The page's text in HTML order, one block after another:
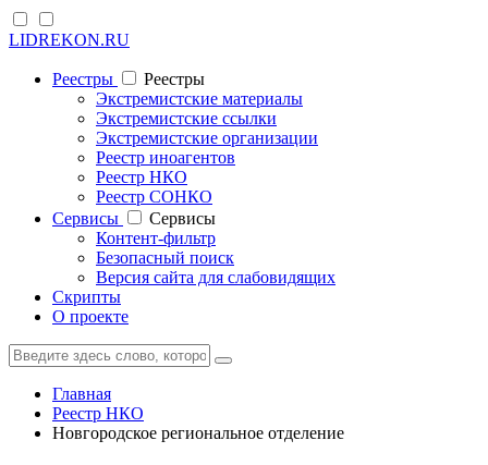
LIDREKON.RU
Реестры
Реестры
Экстремистские материалы
Экстремистские ссылки
Экстремистские организации
Реестр иноагентов
Реестр НКО
Реестр СОНКО
Cервисы
Cервисы
Контент-фильтр
Безопасный поиск
Версия сайта для слабовидящих
Скрипты
О проекте
Главная
Реестр НКО
Новгородское региональное отделение